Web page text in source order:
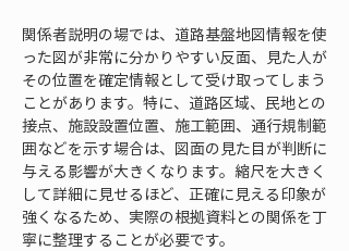
関係者説明の場では、道路基盤地図情報を使
った図が非常に分かりやすい反面、見た人が
その位置を確定情報として受け取ってしまう
ことがあります。特に、道路区域、民地との
接点、施設設置位置、施工範囲、通行規制範
囲などを示す場合は、図面の見た目が判断に
与える影響が大きくなります。縮尺を大きく
して詳細に見せるほど、正確に見える印象が
強くなるため、実際の根拠資料との関係を丁
寧に整理することが必要です。